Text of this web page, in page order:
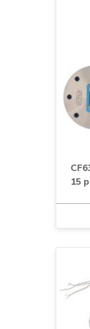
15